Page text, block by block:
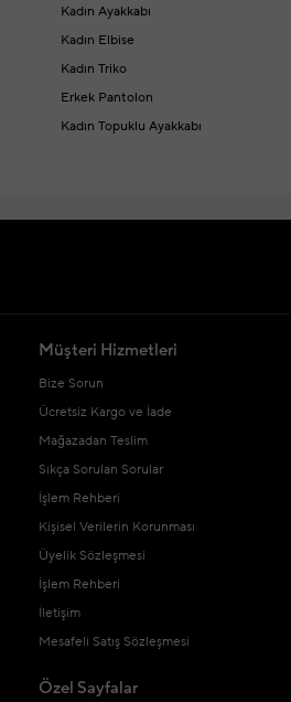
Kadın Ayakkabı
Kadın Elbise
Kadın Triko
Erkek Pantolon
Kadın Topuklu Ayakkabı
Müşteri Hizmetleri
Bize Sorun
Ücretsiz Kargo ve İade
Mağazadan Teslim
Sıkça Sorulan Sorular
İşlem Rehberi
Kişisel Verilerin Korunması
Üyelik Sözleşmesi
İşlem Rehberi
İletişim
Mesafeli Satış Sözleşmesi
Özel Sayfalar